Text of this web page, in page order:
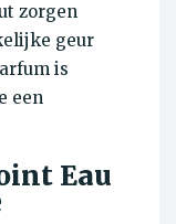
zorgen
geur
is
een
Eau